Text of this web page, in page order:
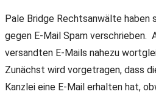
Pale Bridge Rechtsanwälte haben
gegen E-Mail Spam verschrieben.
versandten E-Mails nahezu
Zunächst wird vorgetragen, dass
Kanzlei eine E-Mail erhalten hat,